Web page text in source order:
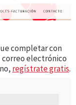
completar con
correo electrónico
regístrate gratis.